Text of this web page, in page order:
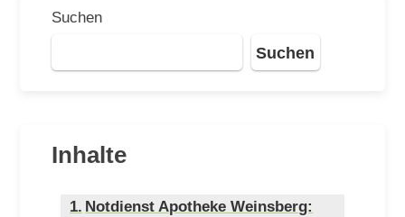
Suchen
Suchen
Inhalte
Notdienst Apotheke Weinsberg: